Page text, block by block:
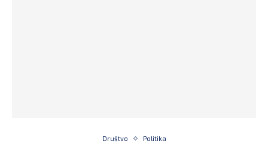
Društvo Politika